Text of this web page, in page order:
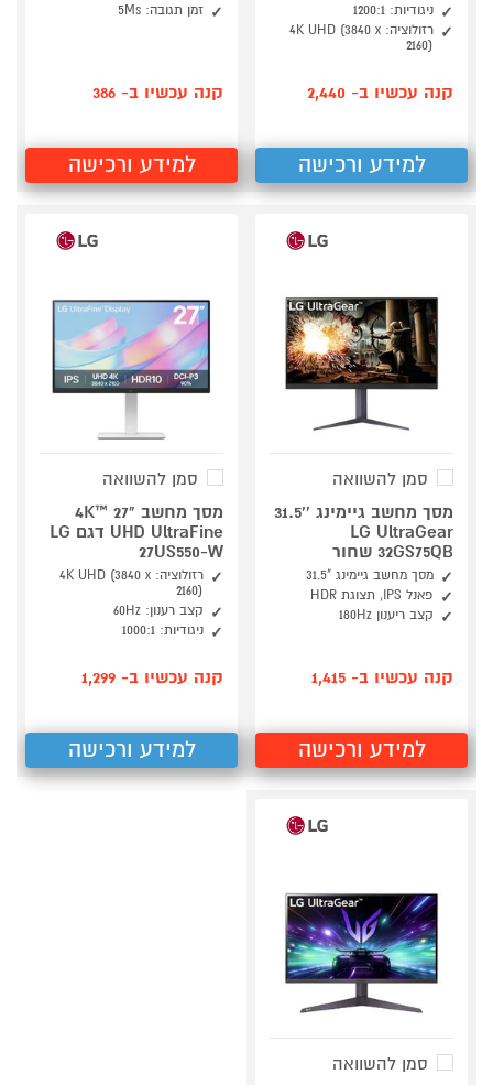
ניגודיות: 1200:1
רזולוציה: 4K UHD (3840 x
2160)
קנה עכשיו ב- 2,440
למידע ורכישה
זמן תגובה: 5Ms
קנה עכשיו ב- 386
למידע ורכישה
סמן להשוואה
מסך מחשב גיימינג ''31.5
LG UltraGear
32GS75QB שחור
מסך מחשב גיימינג "31.5
פאנל IPS, תצוגת HDR
קצב ריענון 180Hz
קנה עכשיו ב- 1,415
למידע ורכישה
סמן להשוואה
מסך מחשב "27 ™4K
UHD UltraFine דגם LG
27US550-W
רזולוציה: 4K UHD (3840 x
2160)
קצב רענון: 60Hz
ניגודיות: 1000:1
קנה עכשיו ב- 1,299
למידע ורכישה
סמן להשוואה